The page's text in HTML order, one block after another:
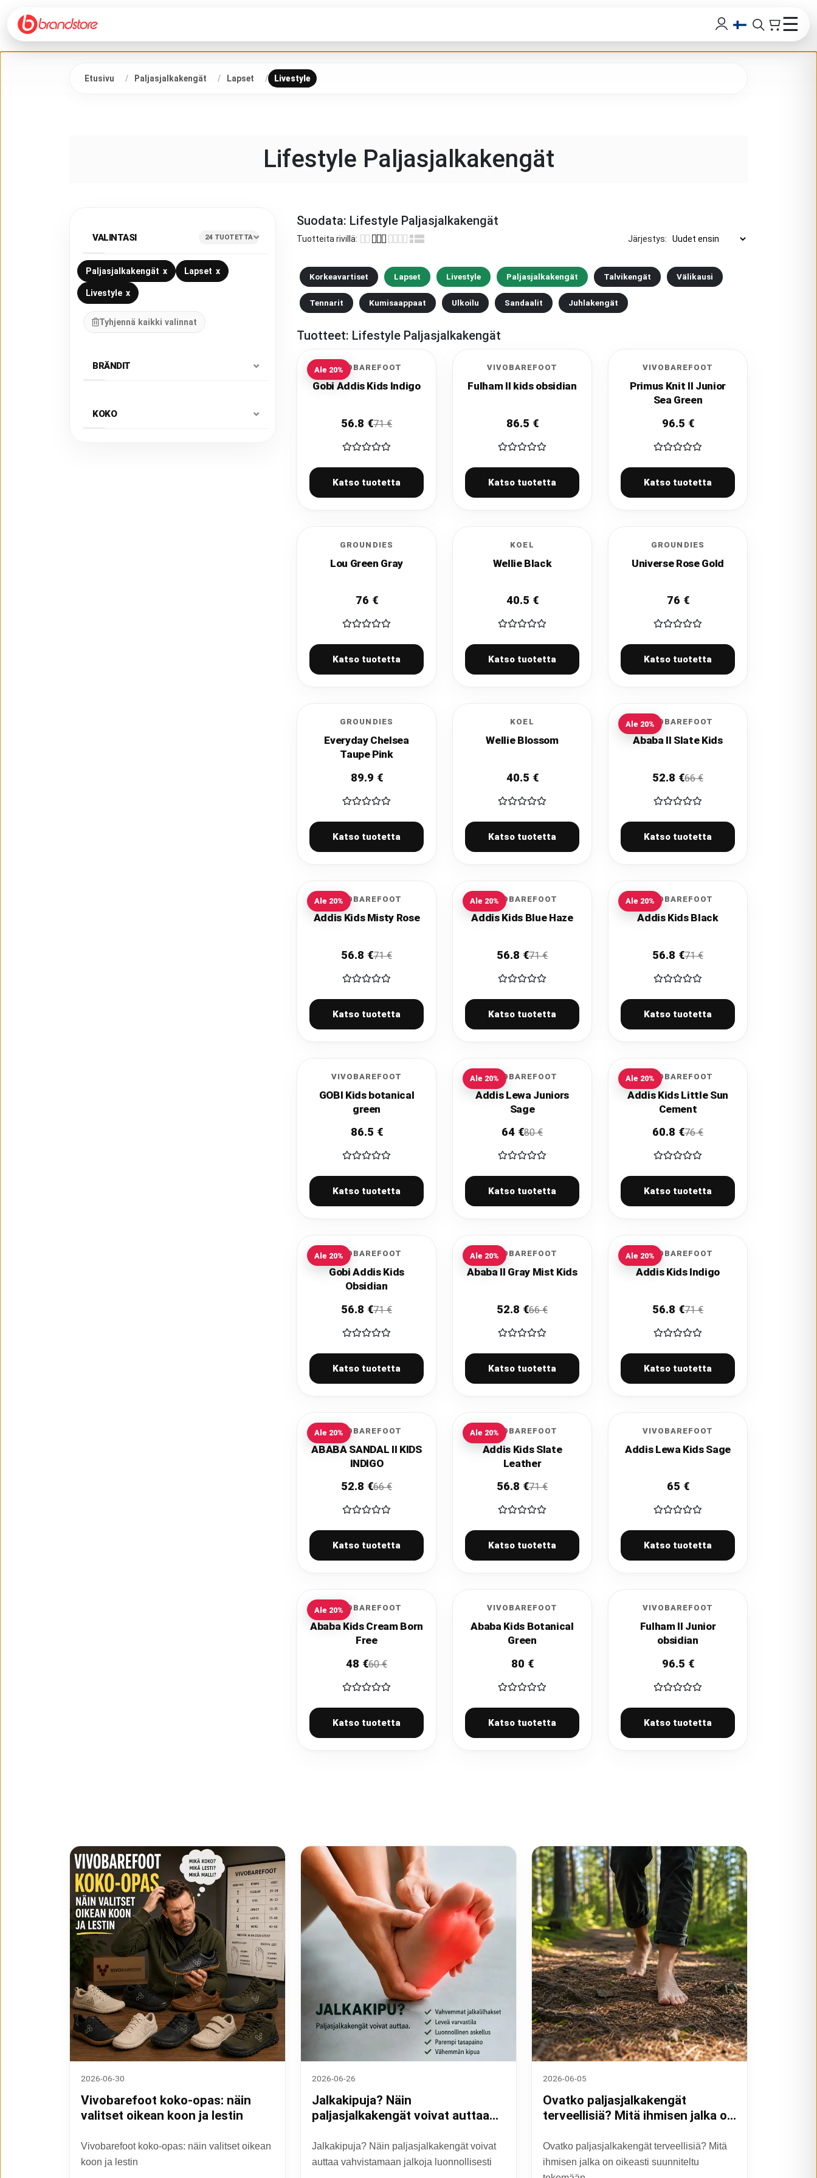
☰
Etusivu Paljasjalkakengät Lapset Livestyle
Lifestyle Paljasjalkakengät
VALINTASI 24 TUOTETTA
Paljasjalkakengät x Lapset x
Livestyle x
Tyhjennä kaikki valinnat
BRÄNDIT
KOKO
Suodata: Lifestyle Paljasjalkakengät
Tuotteita rivillä: Järjestys:
Korkeavartiset Lapset Livestyle Paljasjalkakengät Talvikengät Välikausi
Tennarit Kumisaappaat Ulkoilu Sandaalit Juhlakengät
Tuotteet: Lifestyle Paljasjalkakengät
VIVOBAREFOOT
Gobi Addis Kids Indigo
56.8 €71€
Katso tuotetta
Ale 20% VIVOBAREFOOT
Fulham II kids obsidian
86.5 €
Katso tuotetta
VIVOBAREFOOT
Primus Knit II Junior
Sea Green
96.5 €
Katso tuotetta
GROUNDIES
Lou Green Gray
76 €
Katso tuotetta
KOEL
Wellie Black
40.5 €
Katso tuotetta
GROUNDIES
Universe Rose Gold
76 €
Katso tuotetta
GROUNDIES
Everyday Chelsea
Taupe Pink
89.9 €
Katso tuotetta
KOEL
Wellie Blossom
40.5 €
Katso tuotetta
VIVOBAREFOOT
Ababa II Slate Kids
52.8 €66€
Katso tuotetta
Ale 20%
VIVOBAREFOOT
Addis Kids Misty Rose
56.8 €71€
Katso tuotetta
Ale 20% VIVOBAREFOOT
Addis Kids Blue Haze
56.8 €71€
Katso tuotetta
Ale 20% VIVOBAREFOOT
Addis Kids Black
56.8 €71€
Katso tuotetta
Ale 20%
VIVOBAREFOOT
GOBI Kids botanical
green
86.5 €
Katso tuotetta
VIVOBAREFOOT
Addis Lewa Juniors
Sage
64 €80€
Katso tuotetta
Ale 20% VIVOBAREFOOT
Addis Kids Little Sun
Cement
60.8 €76€
Katso tuotetta
Ale 20%
VIVOBAREFOOT
Gobi Addis Kids
Obsidian
56.8 €71€
Katso tuotetta
Ale 20% VIVOBAREFOOT
Ababa II Gray Mist Kids
52.8 €66€
Katso tuotetta
Ale 20% VIVOBAREFOOT
Addis Kids Indigo
56.8 €71€
Katso tuotetta
Ale 20%
VIVOBAREFOOT
ABABA SANDAL II KIDS
INDIGO
52.8 €66€
Katso tuotetta
Ale 20% VIVOBAREFOOT
Addis Kids Slate
Leather
56.8 €71€
Katso tuotetta
Ale 20% VIVOBAREFOOT
Addis Lewa Kids Sage
65 €
Katso tuotetta
VIVOBAREFOOT
Ababa Kids Cream Born
Free
48 €60€
Katso tuotetta
Ale 20% VIVOBAREFOOT
Ababa Kids Botanical
Green
80 €
Katso tuotetta
VIVOBAREFOOT
Fulham II Junior
obsidian
96.5 €
Katso tuotetta
2026-06-30
Vivobarefoot koko-opas: näin
valitset oikean koon ja lestin
Vivobarefoot koko-opas: näin valitset oikean
koon ja lestin
2026-06-26
Jalkakipuja? Näin
paljasjalkakengät voivat auttaa
luonnollisesti
Jalkakipuja? Näin paljasjalkakengät voivat
auttaa vahvistamaan jalkoja luonnollisesti
2026-06-05
Ovatko paljasjalkakengät
terveellisiä? Mitä ihmisen jalka on
Ovatko paljasjalkakengät terveellisiä? Mitä
ihmisen jalka on oikeasti suunniteltu